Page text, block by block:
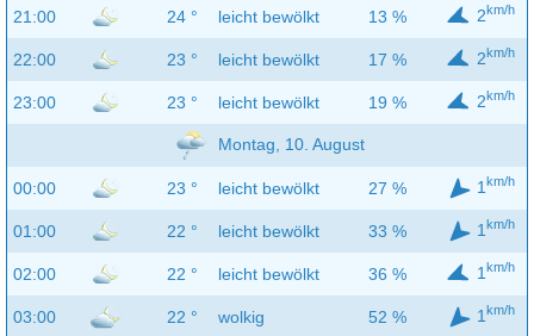
21:00 24 ° leicht bewölkt 13 % 2km/h
22:00 23 ° leicht bewölkt 17 % 2km/h
23:00 23 ° leicht bewölkt 19 % 2km/h
Montag, 10. August
00:00 23 ° leicht bewölkt 27 % 1 km/h
01:00 22 ° leicht bewölkt 33 % 1 km/h
02:00 22 ° leicht bewölkt 36 % 1 km/h
03:00 22 ° wolkig 52 % 1 km/h